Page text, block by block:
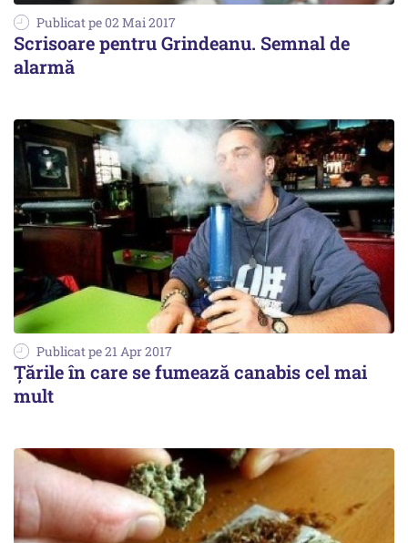
Publicat pe 02 Mai 2017
Scrisoare pentru Grindeanu. Semnal de
alarmă
Publicat pe 21 Apr 2017
Țările în care se fumează canabis cel mai
mult